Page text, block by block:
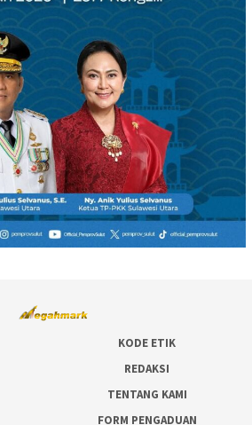
KODE ETIK
REDAKSI
TENTANG KAMI
FORM PENGADUAN